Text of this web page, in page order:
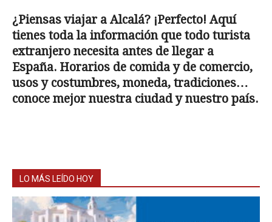
¿Piensas viajar a Alcalá? ¡Perfecto! Aquí
tienes toda la información que todo turista
extranjero necesita antes de llegar a
España. Horarios de comida y de comercio,
usos y costumbres, moneda, tradiciones…
conoce mejor nuestra ciudad y nuestro país.
LO MÁS LEÍDO HOY